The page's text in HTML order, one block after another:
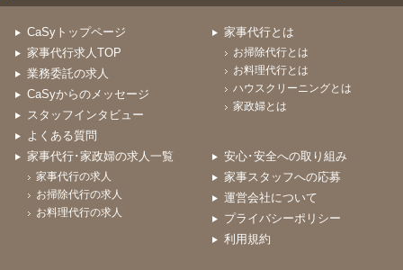
CaSyトップページ
家事代行求人TOP
業務委託の求人
CaSyからのメッセージ
スタッフインタビュー
よくある質問
家事代行とは
お掃除代行とは
お料理代行とは
ハウスクリーニングとは
家政婦とは
家事代行･家政婦の求人一覧
家事代行の求人
お掃除代行の求人
お料理代行の求人
安心･安全への取り組み
家事スタッフへの応募
運営会社について
プライバシーポリシー
利用規約